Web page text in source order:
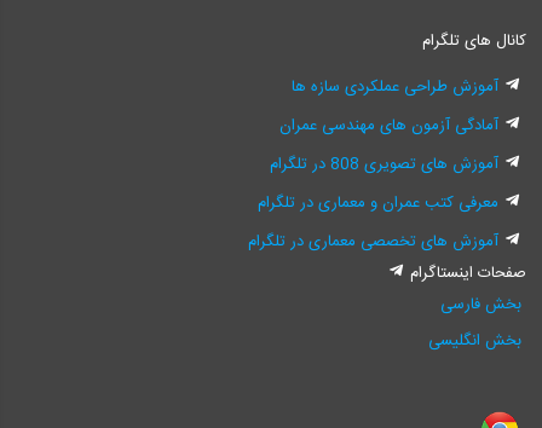
کانال های تلگرام
آموزش طراحی عملکردی سازه ها
آمادگی آزمون های مهندسی عمران
آموزش های تصویری 808 در تلگرام
معرفی کتب عمران و معماری در تلگرام
آموزش های تخصصی معماری در تلگرام
صفحات اینستاگرام
بخش فارسی
بخش انگلیسی